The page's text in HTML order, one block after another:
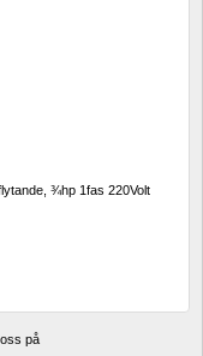
¾hp 1fas 220Volt
på